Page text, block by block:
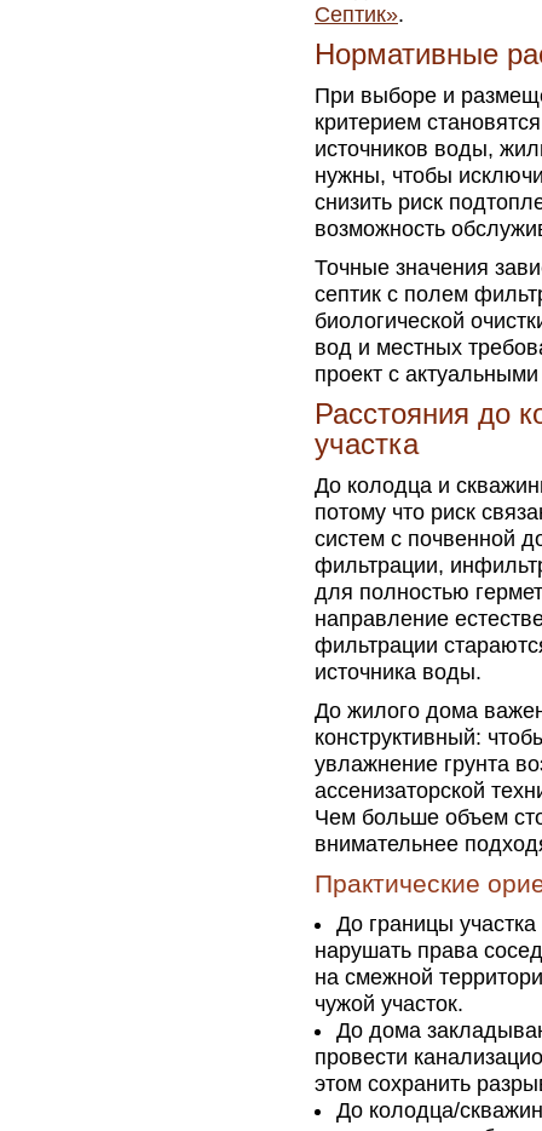
Септик».
Нормативные
При выборе и
критерием
источников воды,
нужны, чтобы
снизить риск
возможность
Точные значения
септик с полем
биологической
вод и местных
проект с
Расстояния до
участка
До колодца и
потому что риск
систем с почвенной
фильтрации,
для полностью
направление
фильтрации
источника воды.
До жилого дома
конструктивный:
увлажнение грунта
ассенизаторской
Чем больше объем
внимательнее
Практические
До границы
нарушать права
на смежной
чужой участок.
До дома
провести
этом сохранить
До колодца/